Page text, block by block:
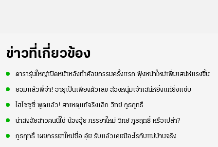
ข่าวที่เกี่ยวข้อง
ดารารุ่นใหญ่เปิดหน้าหลังทำศัลยกรรมครั้งแรก ฟุ้งหน้าใหม่เพิ่มเสน่ห์แรงขึ้น
ยอมแล้วพี่จ๋า! อายุเป็นเพียงตัวเลข ส่องหนุ่มเจ้าเสน่ห์ยิ่งแก่ยิ่งแซ่บ
ไฮโซซูซี่ พูดแล้ว! สาเหตุแท้จริงเลิก วิทย์ ภูธฤทธิ์
น่าสงสัยสาวคนนี้ใช่ น้องอุ้ย ภรรยาใหม่ วิทย์ ภูธฤทธิ์ หรือเปล่า?
ภูธฤทธิ์ เผยภรรยาใหม่ชื่อ อุ้ย รับแล้วเคยมีอะไรกับแม่บ้านจริง